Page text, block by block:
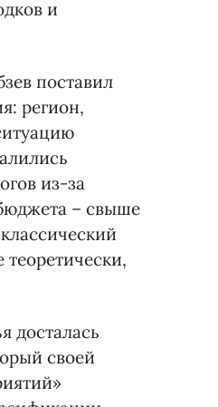
и
поставил
регион,
из-за
– свыше
досталась
своей